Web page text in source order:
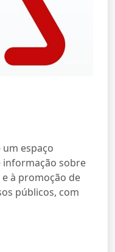
um espaço
informação sobre
à promoção de
públicos, com